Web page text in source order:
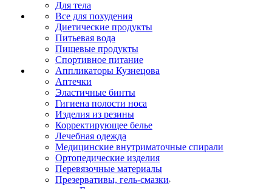
Для тела
Все для похудения
Диетические продукты
Питьевая вода
Пищевые продукты
Спортивное питание
Аппликаторы Кузнецова
Аптечки
Эластичные бинты
Гигиена полости носа
Изделия из резины
Корректирующее белье
Лечебная одежда
Медицинские внутриматочные спирали
Ортопедические изделия
Перевязочные материалы
Презервативы, гель-смазки